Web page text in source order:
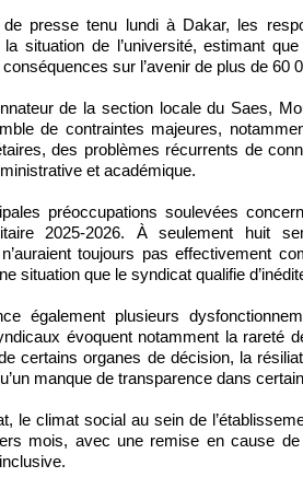
de presse tenu lundi à Dakar, les
situation de l’université, estimant
sur l’avenir de plus de 60
de la section locale du Saes,
de contraintes majeures,
des problèmes récurrents de
et académique.
préoccupations soulevées
2025-2026. À seulement huit
toujours pas effectivement
situation que le syndicat qualifie
également plusieurs
évoquent notamment la rareté
certains organes de décision, la
manque de transparence dans
le climat social au sein de
mois, avec une remise en cause